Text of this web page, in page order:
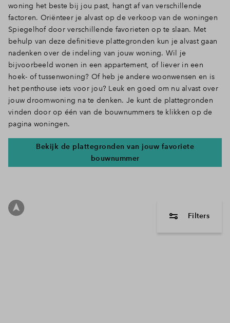
woning het beste bij jou past, hangt af van verschillende
factoren. Oriënteer je alvast op de verkoop van de woningen
Spiegelhof door verschillende favorieten op te slaan. Met
behulp van deze definitieve plattegronden kun je alvast gaan
nadenken over de indeling van jouw woning. Wil je
bijvoorbeeld wonen in een appartement, of liever in een
hoek- of tussenwoning? Of heb je andere woonwensen en is
het penthouse iets voor jou? Leuk en goed om nu alvast over
jouw droomwoning na te denken. Je kunt de plattegronden
vinden door op één van de bouwnummers te klikken op de
pagina woningen.
Bekijk de plattegronden van jouw favoriete
bouwnummer
Filters